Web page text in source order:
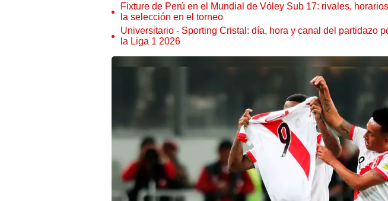
Fixture de Perú en el Mundial de Vóley Sub 17: rivales,
la selección en el torneo
Universitario - Sporting Cristal: día, hora y canal del partidazo
la Liga 1 2026